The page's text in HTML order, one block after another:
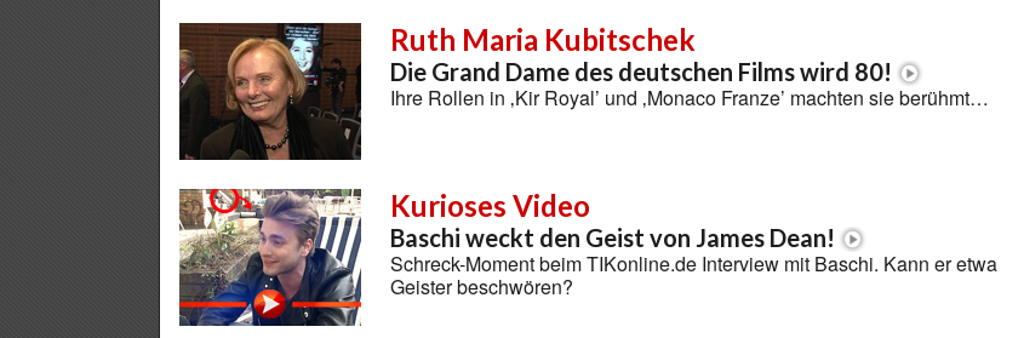
Ruth Maria Kubitschek
Die Grand Dame des deutschen Films wird 80!
Ihre Rollen in ‚Kir Royal’ und ‚Monaco Franze’ machten sie berühmt…
Kurioses Video
Baschi weckt den Geist von James Dean!
Schreck-Moment beim TIKonline.de Interview mit Baschi. Kann er etwa
Geister beschwören?